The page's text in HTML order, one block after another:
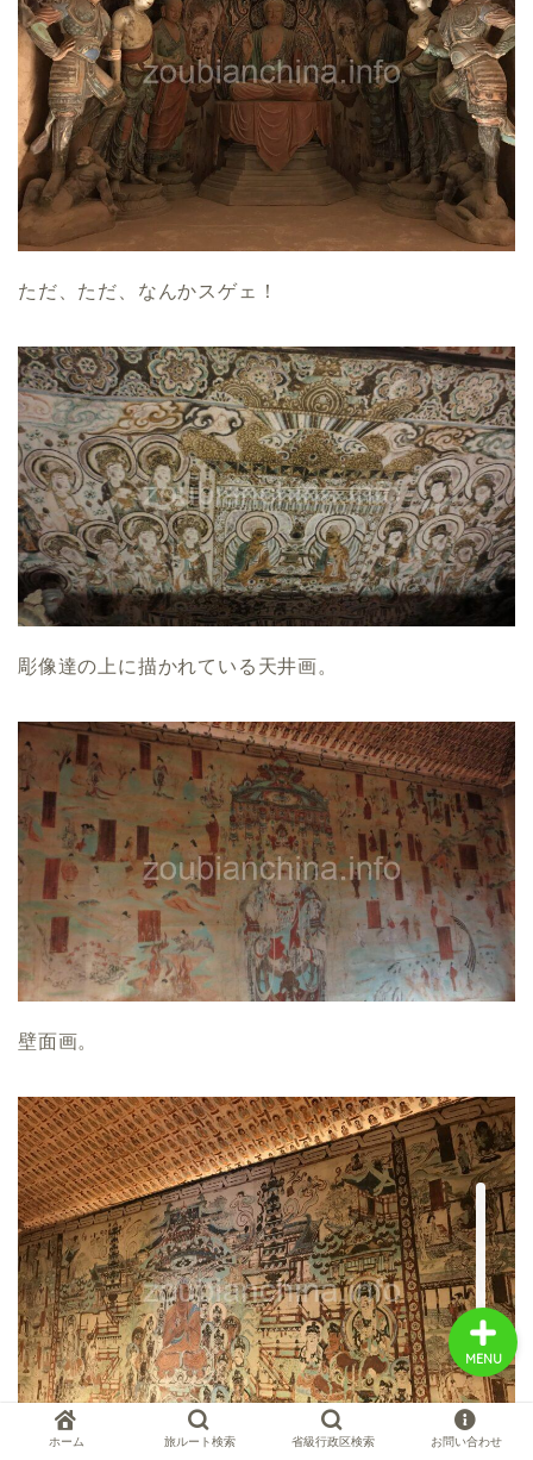
ただ、ただ、なんかスゲェ！
彫像達の上に描かれている天井画。
壁面画。
ホーム 旅ルート検索 省級行政区検索 お問い合わせ
MENU
中国旅行の情報案内
中国麺ランキング